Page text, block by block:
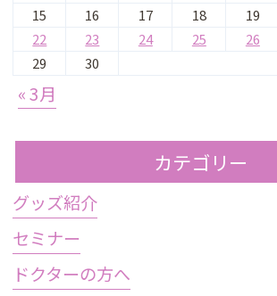
15
16 17 18 19
22
23 24 25 26
29
30
« 3月
カテゴリー
グッズ紹介
セミナー
ドクターの方へ